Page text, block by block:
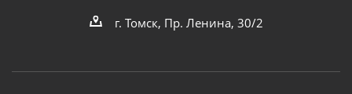
г. Томск, Пр. Ленина, 30/2